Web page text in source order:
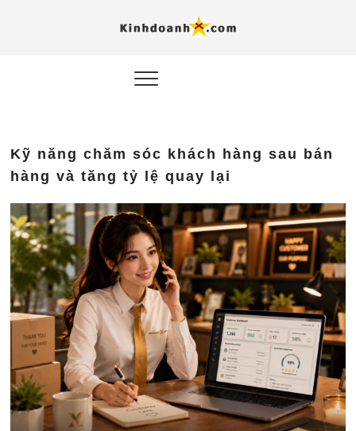
AI
Kỹ năng chăm sóc khách hàng sau bán
hàng và tăng tỷ lệ quay lại